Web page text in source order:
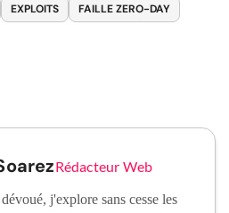
EXPLOITS FAILLE ZERO-DAY
Rédacteur Web
j'explore sans cesse les